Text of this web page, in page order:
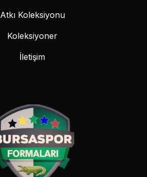
Atkı Koleksiyonu
Koleksiyoner
İletişim